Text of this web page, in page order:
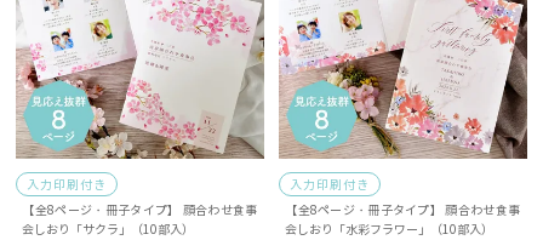
入力印刷付き
【全8ページ・冊子タイプ】 顔合わせ食事
会しおり「サクラ」（10部入）
入力印刷付き
【全8ページ・冊子タイプ】 顔合わせ食事
会しおり「水彩フラワー」（10部入）